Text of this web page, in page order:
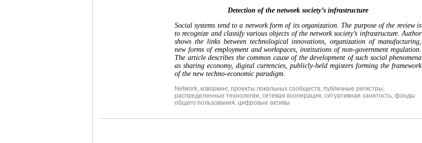
Detection of the network society’s infrastructure
Social systems tend to a network form of its organization. The purpose of the review is
to recognize and classify various objects of the network society’s infrastructure. Author
shows the links between technological innovations, organization of manufacturing,
new forms of employment and workspaces, institutions of non-government regulation.
The article describes the common cause of the development of such social phenomena
as sharing economy, digital currencies, publicly-held registers forming the framework
of the new techno-economic paradigm.
Network, коворкинг, проекты локальных сообществ, публичные регистры,
распределенные технологии, сетевая кооперация, ситуативная занятость, фонды
общего пользования, цифровые активы